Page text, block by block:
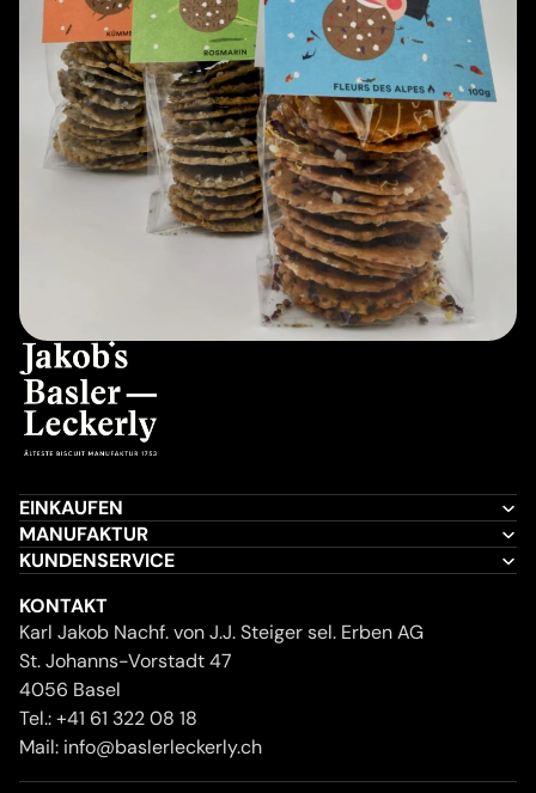
EINKAUFEN
MANUFAKTUR
KUNDENSERVICE
KONTAKT
Karl Jakob Nachf. von J.J. Steiger sel. Erben AG
St. Johanns-Vorstadt 47
4056 Basel
Tel.:+41 61 322 08 18
Mail: info@baslerleckerly.ch